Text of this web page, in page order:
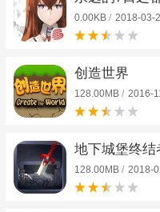
0.00KB / 2018-03-
创造世界
128.00MB / 2016-
地下城堡终结
128.00MB / 2018-